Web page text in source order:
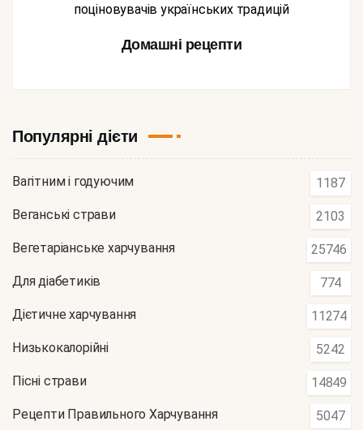
поціновувачів українських традицій
Домашні рецепти
Популярні дієти
Вагітним і годуючим 1187
Веганські страви 2103
Вегетаріанське харчування 25746
Для діабетиків 774
Дієтичне харчування 11274
Низькокалорійні 5242
Пісні страви 14849
Рецепти Правильного Харчування 5047